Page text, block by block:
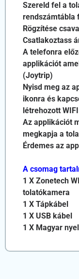
Szereld fel a
rendszámtábla
Rögzítése
Csatlakoztass
A telefonra
applikációt
(Joytrip)
Nyisd meg az
ikonra és
létrehozott
Az applikációt
megkapja a
Érdemes az
A csomag
1 X Zonetech
tolatókamera
1 X Tápkábel
1 X USB kábel
1 X Magyar